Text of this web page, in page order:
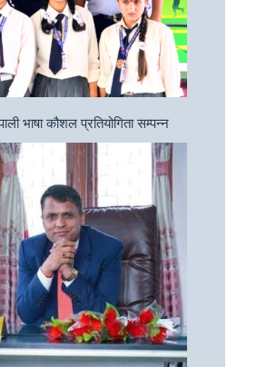
भाषा कौशल प्रतियोगिता सम्पन्न